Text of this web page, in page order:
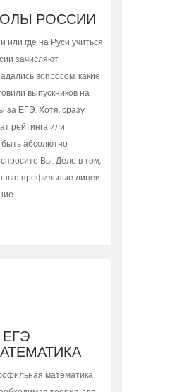
РОССИИ
где на Руси учиться
зачисляют
вопросом, какие
выпускников на
за ЕГЭ. Хотя, сразу
рейтинга или
абсолютно
Вы. Дело в том,
профильные лицеи
математика